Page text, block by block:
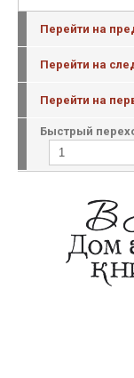
Перейти на
Перейти на
Перейти на
Быстрый